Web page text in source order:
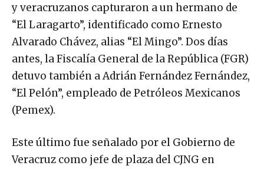
y veracruzanos capturaron a un hermano de
“El Laragarto”, identificado como Ernesto
Alvarado Chávez, alias “El Mingo”. Dos días
antes, la Fiscalía General de la República (FGR)
detuvo también a Adrián Fernández Fernández,
“El Pelón”, empleado de Petróleos Mexicanos
(Pemex).
Este último fue señalado por el Gobierno de
Veracruz como jefe de plaza del CJNG en